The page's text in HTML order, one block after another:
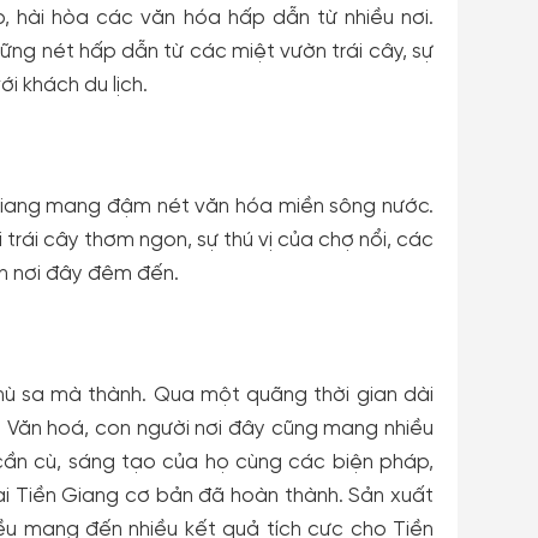
hài hòa các văn hóa hấp dẫn từ nhiều nơi.
nét hấp dẫn từ các miệt vườn trái cây, sự
khách du lịch.
mang đậm nét văn hóa miền sông nước.
cây thơm ngon, sự thú vị của chợ nổi, các
nơi đây đêm đến.
sa mà thành. Qua một quãng thời gian dài
hoá, con người nơi đây cũng mang nhiều
cù, sáng tạo của họ cùng các biện pháp,
Tiền Giang cơ bản đã hoàn thành. Sản xuất
mang đến nhiều kết quả tích cực cho Tiền